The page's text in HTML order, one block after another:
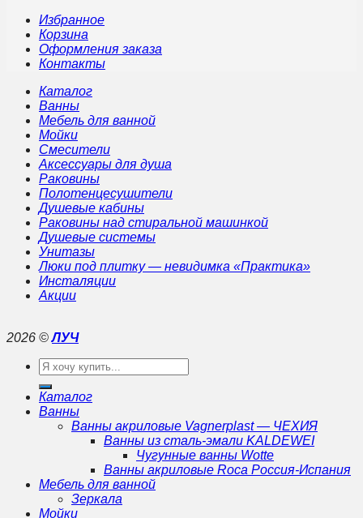
Избранное
Корзина
Оформления заказа
Контакты
Каталог
Ванны
Мебель для ванной
Мойки
Смесители
Аксессуары для душа
Раковины
Полотенцесушители
Душевые кабины
Раковины над стиральной машинкой
Душевые системы
Унитазы
Люки под плитку — невидимка «Практика»
Инсталяции
Акции
2026 ©ЛУЧ
Искать:
Каталог
Ванны
Ванны акриловые Vagnerplast — ЧЕХИЯ
Ванны из сталь-эмали KALDEWEI
Чугунные ванны Wotte
Ванны акриловые Roca Россия-Испания
Мебель для ванной
Зеркала
Мойки